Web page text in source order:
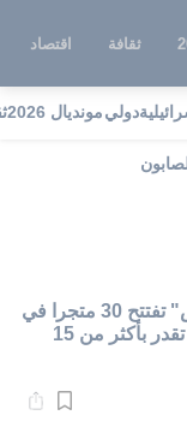
ثقافة اقتصاد
دوليمونديال 2026
"باث اند بودي وركس" تفتتح 30 متجرا في
إسرائيل باستثمارات تقدر بأكثر من 15